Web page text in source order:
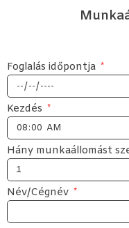
Foglalás időpontja
Kezdés
Hány munkaállomást
Név/Cégnév